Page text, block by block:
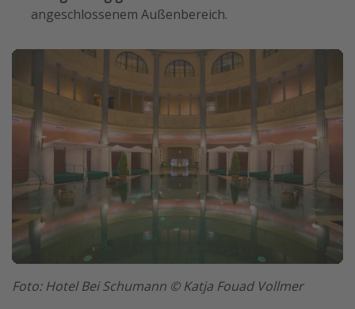
angeschlossenem Außenbereich.
Foto: Hotel Bei Schumann © Katja Fouad Vollmer